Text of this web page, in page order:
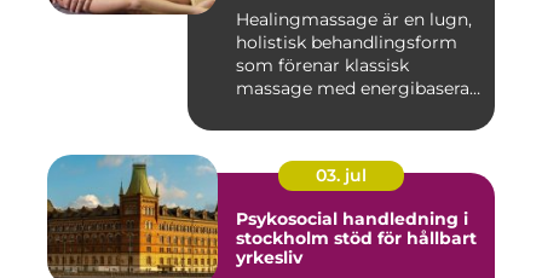
Healingmassage är en lugn,
holistisk behandlingsform
som förenar klassisk
massage med energibaserad
03. jul
Psykosocial handledning i
stockholm stöd för hållbart
yrkesliv